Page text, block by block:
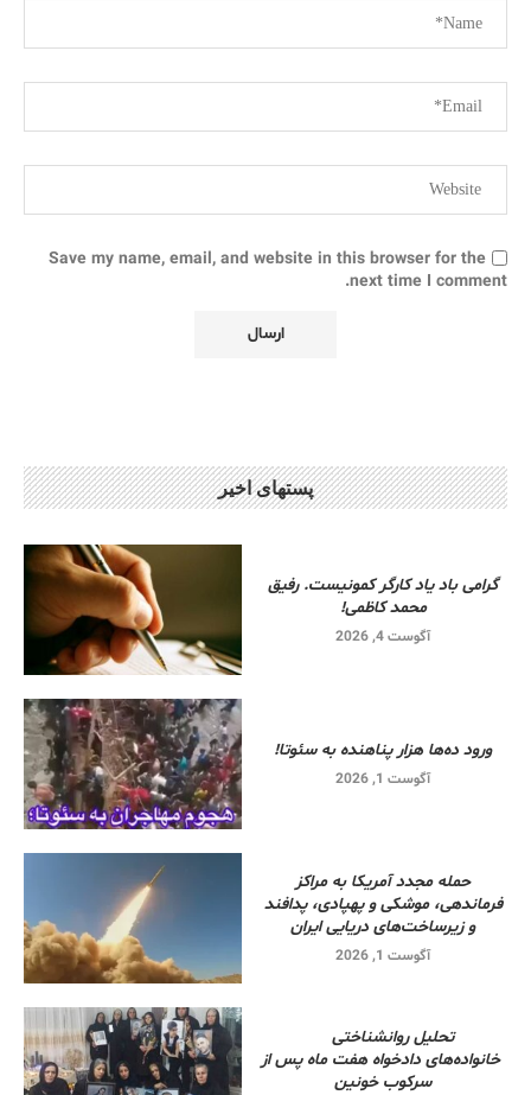
Save my name, email, and website in this browser for the
next time I comment.
پستهای اخیر
گرامی باد یاد کارگر کمونیست. رفیق
محمد کاظمی!
آگوست 4, 2026
ورود ده‌ها هزار پناهنده به سئوتا!
آگوست 1, 2026
حمله مجدد آمریکا به مراکز
فرماندهی، موشکی و پهپادی، پدافند
و زیرساخت‌های دریایی ایران
آگوست 1, 2026
تحلیل روانشناختی
خانواده‌های دادخواه هفت ماه پس از
سرکوب خونین